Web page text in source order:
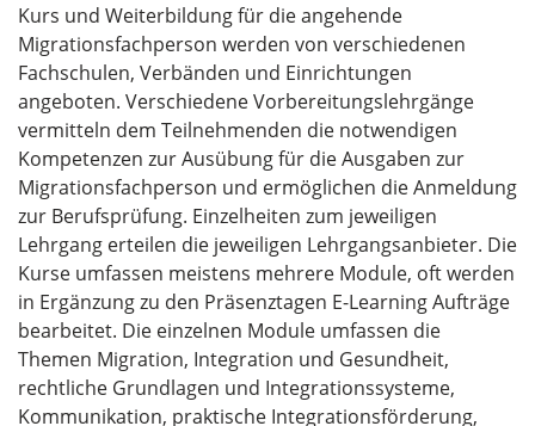
Kurs und Weiterbildung für die angehende
Migrationsfachperson werden von verschiedenen
Fachschulen, Verbänden und Einrichtungen
angeboten. Verschiedene Vorbereitungslehrgänge
vermitteln dem Teilnehmenden die notwendigen
Kompetenzen zur Ausübung für die Ausgaben zur
Migrationsfachperson und ermöglichen die Anmeldung
zur Berufsprüfung. Einzelheiten zum jeweiligen
Lehrgang erteilen die jeweiligen Lehrgangsanbieter. Die
Kurse umfassen meistens mehrere Module, oft werden
in Ergänzung zu den Präsenztagen E-Learning Aufträge
bearbeitet. Die einzelnen Module umfassen die
Themen Migration, Integration und Gesundheit,
rechtliche Grundlagen und Integrationssysteme,
Kommunikation, praktische Integrationsförderung,